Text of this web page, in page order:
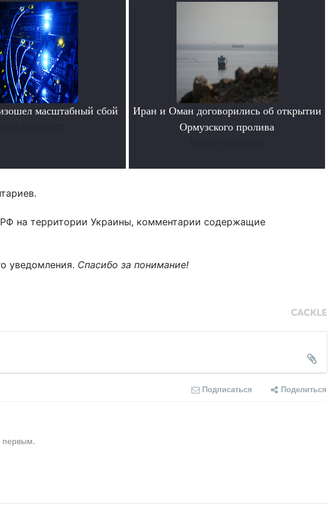
масштабный сбой
Иран и Оман договорились об открытии
Ормузского пролива
на территории Украины, комментарии содержащие
уведомления. Спасибо за понимание!
Подписаться Поделиться
первым.